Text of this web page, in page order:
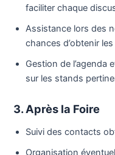
faciliter chaque
Assistance lors des
chances d’obtenir
Gestion de l’agenda
sur les stands
3. Après la Foire
Suivi des contacts
Organisation